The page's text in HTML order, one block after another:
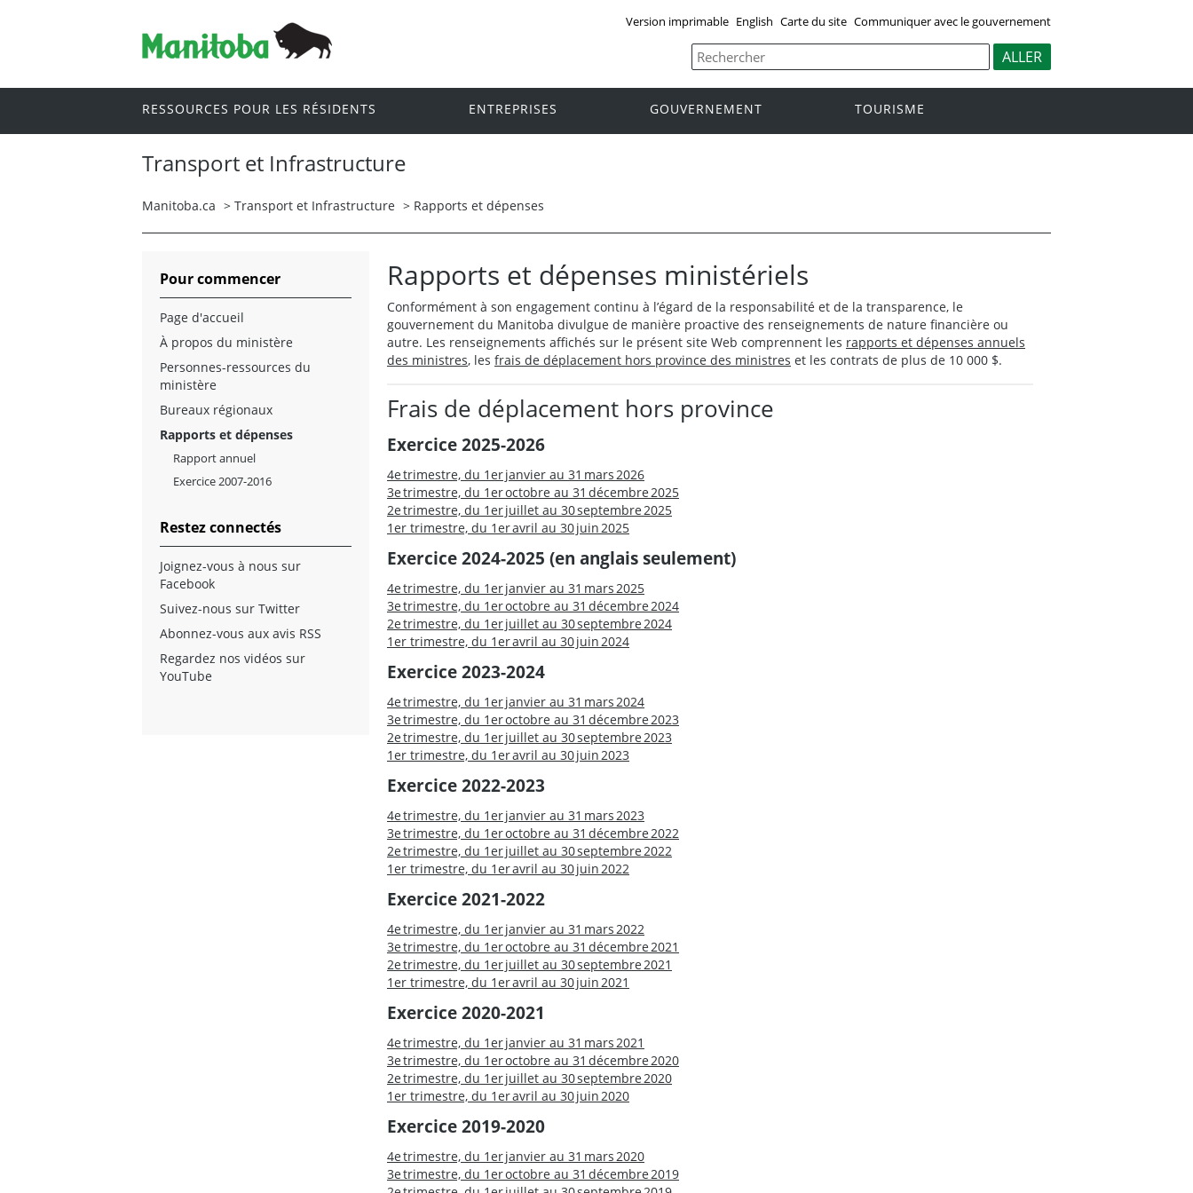
Version imprimable English Carte du site Communiquer avec le gouvernement
RESSOURCES POUR LES RÉSIDENTS ENTREPRISES GOUVERNEMENT TOURISME
Transport et Infrastructure
Manitoba.ca > Transport et Infrastructure > Rapports et dépenses
Rapports et dépenses ministériels
Conformément à son engagement continu à l’égard de la responsabilité et de la transparence, le
gouvernement du Manitoba divulgue de manière proactive des renseignements de nature financière ou
autre. Les renseignements affichés sur le présent site Web comprennent les rapports et dépenses annuels
des ministres, les frais de déplacement hors province des ministres et les contrats de plus de 10 000 $.
Frais de déplacement hors province
Exercice 2025-2026
4e trimestre, du 1er janvier au 31 mars 2026
3e trimestre, du 1er octobre au 31 décembre 2025
2e trimestre, du 1er juillet au 30 septembre 2025
1er trimestre, du 1er avril au 30 juin 2025
Exercice 2024-2025 (en anglais seulement)
4e trimestre, du 1er janvier au 31 mars 2025
3e trimestre, du 1er octobre au 31 décembre 2024
2e trimestre, du 1er juillet au 30 septembre 2024
1er trimestre, du 1er avril au 30 juin 2024
Exercice 2023-2024
4e trimestre, du 1er janvier au 31 mars 2024
3e trimestre, du 1er octobre au 31 décembre 2023
2e trimestre, du 1er juillet au 30 septembre 2023
1er trimestre, du 1er avril au 30 juin 2023
Exercice 2022-2023
4e trimestre, du 1er janvier au 31 mars 2023
3e trimestre, du 1er octobre au 31 décembre 2022
2e trimestre, du 1er juillet au 30 septembre 2022
1er trimestre, du 1er avril au 30 juin 2022
Exercice 2021-2022
4e trimestre, du 1er janvier au 31 mars 2022
3e trimestre, du 1er octobre au 31 décembre 2021
2e trimestre, du 1er juillet au 30 septembre 2021
1er trimestre, du 1er avril au 30 juin 2021
Exercice 2020-2021
4e trimestre, du 1er janvier au 31 mars 2021
3e trimestre, du 1er octobre au 31 décembre 2020
2e trimestre, du 1er juillet au 30 septembre 2020
1er trimestre, du 1er avril au 30 juin 2020
Exercice 2019-2020
4e trimestre, du 1er janvier au 31 mars 2020
3e trimestre, du 1er octobre au 31 décembre 2019
Pour commencer
Page d'accueil
À propos du ministère
Personnes-ressources du
ministère
Bureaux régionaux
Rapports et dépenses
Rapport annuel
Exercice 2007-2016
Restez connectés
Joignez-vous à nous sur
Facebook
Suivez-nous sur Twitter
Abonnez-vous aux avis RSS
Regardez nos vidéos sur
YouTube